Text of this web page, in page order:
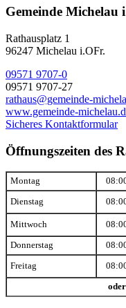
Gemeinde Michelau
Rathausplatz 1
96247 Michelau i.OFr.
09571 9707-0
09571 9707-27
rathaus@gemeinde-
www.gemeinde-
Sicheres Kontaktformular
Öffnungszeiten des
Montag
Dienstag
Mittwoch
Donnerstag
Freitag